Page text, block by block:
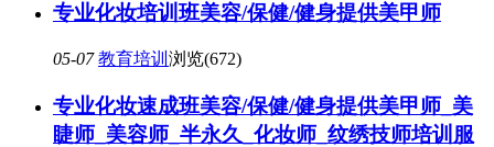
专业化妆培训班美容/保健/健身提供美甲师
05-07 教育培训 浏览(672)
专业化妆速成班美容/保健/健身提供美甲师_美
睫师_美容师_半永久_化妆师_纹绣技师培训服